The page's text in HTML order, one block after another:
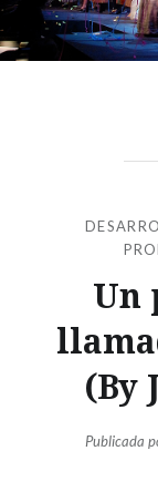
Un
(By
Publicada